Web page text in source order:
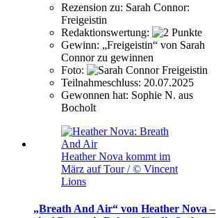
Rezension zu: Sarah Connor:
Freigeistin
Redaktionswertung:
Gewinn: „Freigeistin“ von Sarah
Connor zu gewinnen
Foto:
Teilnahmeschluss: 20.07.2025
Gewonnen hat: Sophie N. aus
Bocholt
Heather Nova kommt im
März auf Tour / © Vincent
Lions
„Breath And Air“ von Heather Nova –